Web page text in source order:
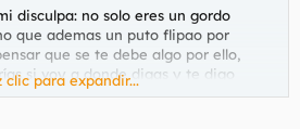
disculpa: no solo eres un gordo
que ademas un puto flipao por
que se te debe algo por ello,
si voy a donde digas y te digo
a la cara? ¿Pegarme? ¿Eres
clic para expandir...